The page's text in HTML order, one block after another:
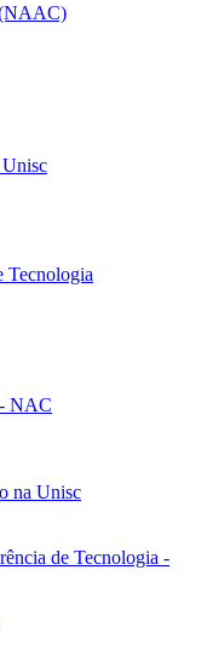
Unisc
Tecnologia
NAC
na Unisc
de Tecnologia -